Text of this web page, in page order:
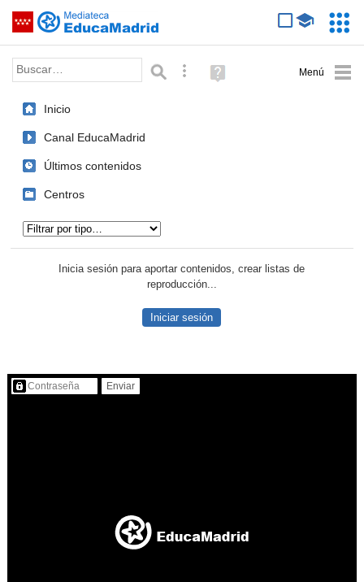
Saltar navegación
Palabra o frase: Búsqueda avanzada
Ayuda
(en
Inicio
Canal EducaMadrid
Últimos contenidos
Centros
Inicia sesión para aportar contenidos, crear listas de
reproducción...
Iniciar sesión
Contenido protegido…